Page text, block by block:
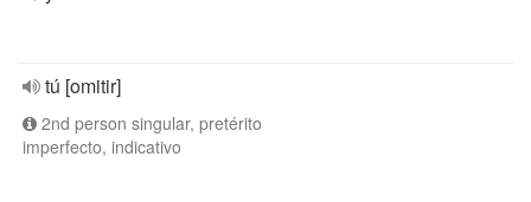
tú [omitir]
2nd person singular, pretérito
imperfecto, indicativo